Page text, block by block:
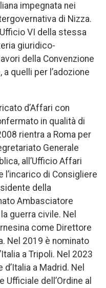
impegnata nei
di Nizza.
VI della stessa
giuridico-
della Convenzione
quelli per l’adozione
d’Affari con
in qualità di
rientra a Roma per
Generale
all’Ufficio Affari
di Consigliere
della
Ambasciatore
guerra civile. Nel
come Direttore
Nel 2019 è nominato
a Tripoli. Nel 2023
a Madrid. Nel
dell’Ordine al